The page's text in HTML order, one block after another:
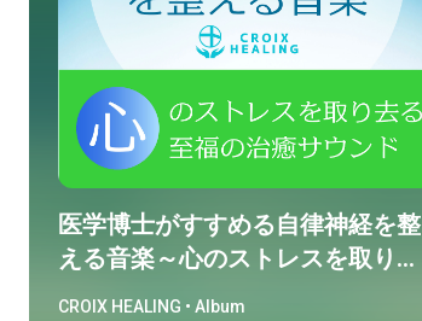
医学博士がすすめる自律神経を整
える音楽～心のストレスを取り去
る至福の治癒サウンド～
CROIX HEALING • Album